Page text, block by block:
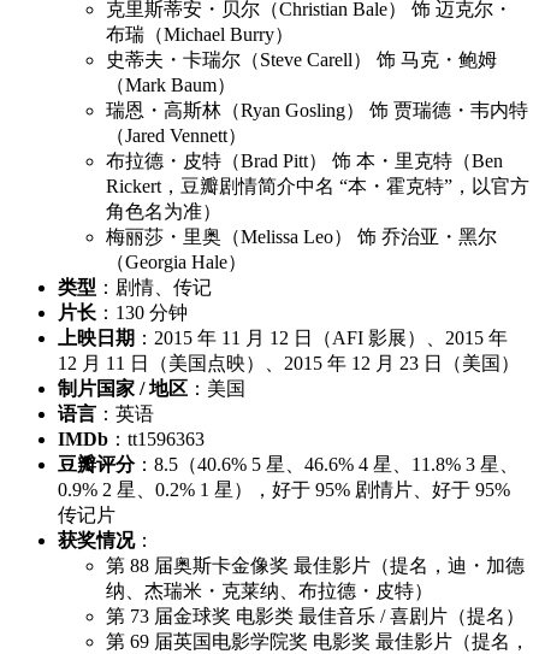
克里斯蒂安・贝尔（Christian Bale） 饰 迈克尔・
布瑞（Michael Burry）
史蒂夫・卡瑞尔（Steve Carell） 饰 马克・鲍姆
（Mark Baum）
瑞恩・高斯林（Ryan Gosling） 饰 贾瑞德・韦内特
（Jared Vennett）
布拉德・皮特（Brad Pitt） 饰 本・里克特（Ben
Rickert，豆瓣剧情简介中名 “本・霍克特”，以官方
角色名为准）
梅丽莎・里奥（Melissa Leo） 饰 乔治亚・黑尔
（Georgia Hale）
类型 ：剧情、传记
片长 ：130 分钟
上映日期 ：2015 年 11 月 12 日（AFI 影展）、2015 年
12 月 11 日（美国点映）、2015 年 12 月 23 日（美国）
制片国家 / 地区 ：美国
语言 ：英语
IMDb ：tt1596363
豆瓣评分：8.5（40.6% 5 星、46.6% 4 星、11.8% 3 星、
0.9% 2 星、0.2% 1 星），好于 95% 剧情片、好于 95%
传记片
获奖情况：
第 88 届奥斯卡金像奖 最佳影片（提名，迪・加德
纳、杰瑞米・克莱纳、布拉德・皮特）
第 73 届金球奖 电影类 最佳音乐 / 喜剧片（提名）
第 69 届英国电影学院奖 电影奖 最佳影片（提名，